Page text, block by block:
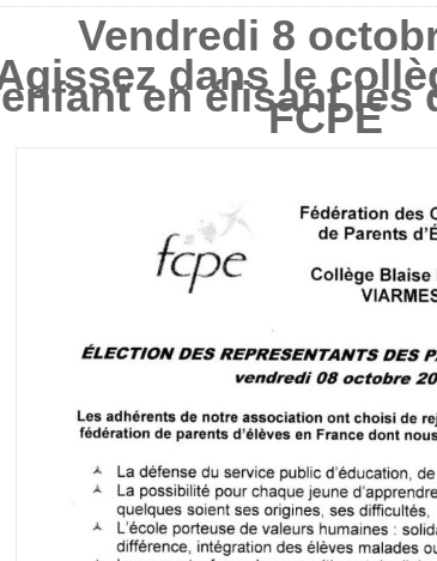
Vendredi 8
dans le
enfant en élisant les
FCPE